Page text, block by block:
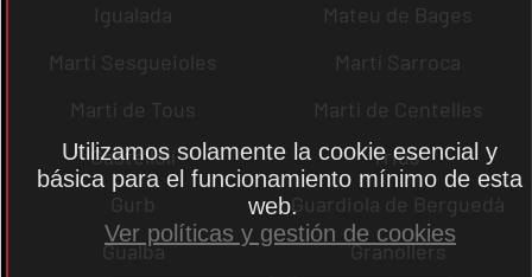
Igualada
Mateu de Bages
Martí Sesgueioles
Martí Sarroca
Martí de Tous
Martí de Centelles
Castellolí
rrius
Gurb
Guardiola de Berguedà
Gualba
Granollers
Utilizamos solamente la cookie esencial y
básica para el funcionamiento mínimo de esta
web.
Ver políticas y gestión de cookies